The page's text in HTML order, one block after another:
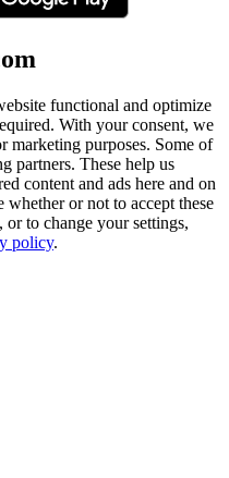
functional and optimize
With your consent, we
marketing purposes. Some of
partners. These help us
content and ads here and on
whether or not to accept these
to change your settings,
policy.